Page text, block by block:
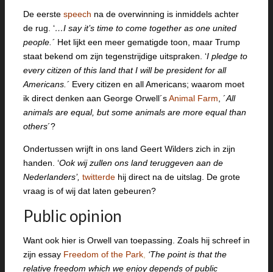
De eerste speech na de overwinning is inmiddels achter
de rug. ‘…I say it’s time to come together as one united
people.´ Het lijkt een meer gematigde toon, maar Trump
staat bekend om zijn tegenstrijdige uitspraken. ‘I pledge to
every citizen of this land that I will be president for all
Americans.´ Every citizen en all Americans; waarom moet
ik direct denken aan George Orwell´sAnimal Farm , ´All
animals are equal, but some animals are more equal than
others´?
Ondertussen wrijft in ons land Geert Wilders zich in zijn
handen. ‘Ook wij zullen ons land teruggeven aan de
Nederlanders’, twitterde hij direct na de uitslag. De grote
vraag is of wij dat laten gebeuren?
Public opinion
Want ook hier is Orwell van toepassing. Zoals hij schreef in
zijn essay Freedom of the Park ‘The point is that the
relative freedom which we enjoy depends of public